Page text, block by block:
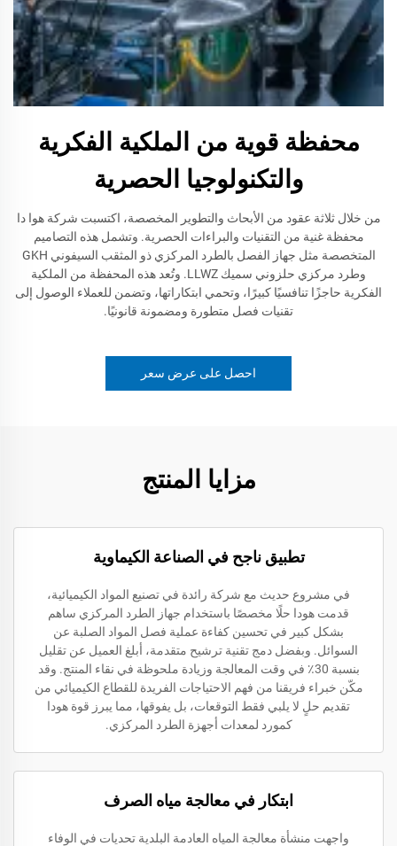
محفظة قوية من الملكية الفكرية
والتكنولوجيا الحصرية
من خلال ثلاثة عقود من الأبحاث والتطوير المخصصة، اكتسبت شركة هوا دا
محفظة غنية من التقنيات والبراءات الحصرية. وتشمل هذه التصاميم
المتخصصة مثل جهاز الفصل بالطرد المركزي ذو المثقب السيفوني GKH
وطرد مركزي حلزوني سميك LLWZ. وتُعد هذه المحفظة من الملكية
الفكرية حاجزًا تنافسيًا كبيرًا، وتحمي ابتكاراتها، وتضمن للعملاء الوصول إلى
تقنيات فصل متطورة ومضمونة قانونيًا.
احصل على عرض سعر
مزايا المنتج
تطبيق ناجح في الصناعة الكيماوية
في مشروع حديث مع شركة رائدة في تصنيع المواد الكيميائية،
قدمت هودا حلًا مخصصًا باستخدام جهاز الطرد المركزي ساهم
بشكل كبير في تحسين كفاءة عملية فصل المواد الصلبة عن
السوائل. وبفضل دمج تقنية ترشيح متقدمة، أبلغ العميل عن تقليل
بنسبة 30٪ في وقت المعالجة وزيادة ملحوظة في نقاء المنتج. وقد
مكّن خبراء فريقنا من فهم الاحتياجات الفريدة للقطاع الكيميائي من
تقديم حلٍ لا يلبي فقط التوقعات، بل يفوقها، مما يبرز قوة هودا
كمورد لمعدات أجهزة الطرد المركزي.
ابتكار في معالجة مياه الصرف
واجهت منشأة معالجة المياه العادمة البلدية تحديات في الوفاء